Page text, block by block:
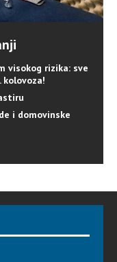
visokog rizika: sve
i domovinske